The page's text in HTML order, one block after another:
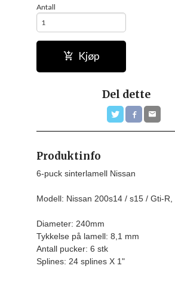
Antall
Kjøp
Del dette
Produktinfo
6-puck sinterlamell Nissan
Modell: Nissan 200s14 / s15 / Gti-R,
Diameter: 240mm
Tykkelse på lamell: 8,1 mm
Antall pucker: 6 stk
Splines: 24 splines X 1"